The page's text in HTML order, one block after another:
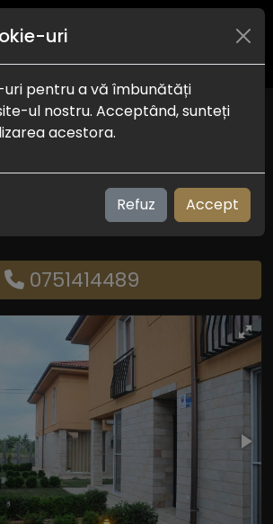
Taboo
Plaja: 300 m
Check in-out: 15:00 - 11:00
0751414489
uri
uri pentru a vă îmbunătăți
ul nostru. Acceptând, sunteți
acestora.
Refuz Accept